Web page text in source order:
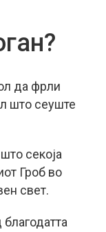
да фрли
што сеуште
секоја
Гроб во
свет.